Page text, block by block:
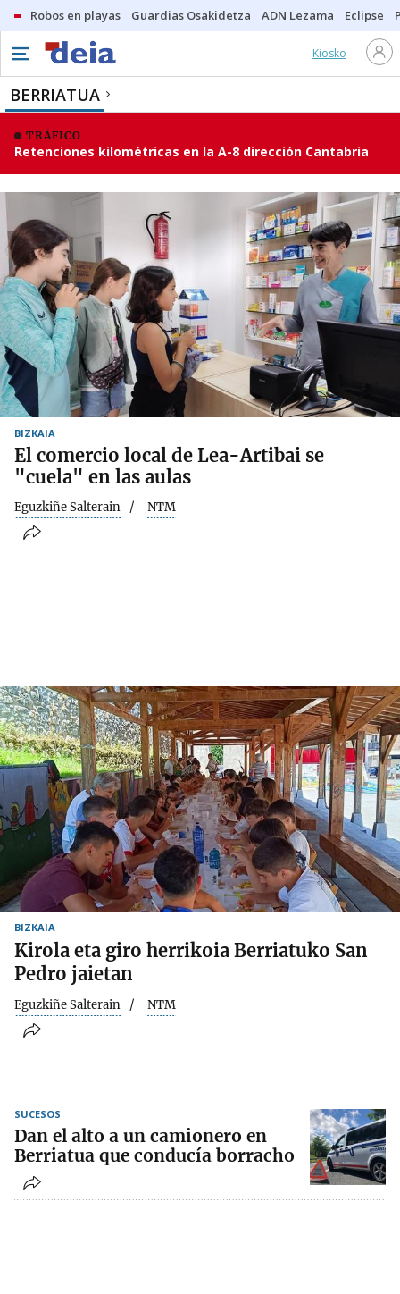
Robos en playas Guardias Osakidetza ADN Lezama Eclipse
Kiosko
BERRIATUA
TRÁFICO
Retenciones kilométricas en la A-8 dirección Cantabria
BIZKAIA
El comercio local de Lea-Artibai se
"cuela" en las aulas
Eguzkiñe Salterain NTM
BIZKAIA
Kirola eta giro herrikoia Berriatuko San
Pedro jaietan
Eguzkiñe Salterain NTM
SUCESOS
Dan el alto a un camionero en
Berriatua que conducía borracho